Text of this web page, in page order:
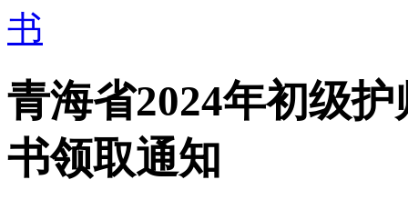
书
青海省2024年初级
书领取通知